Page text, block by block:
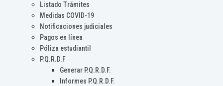
Listado Trámites
Medidas COVID-19
Notificaciones judiciales
Pagos en línea
Póliza estudiantil
P.Q.R.D.F
Generar P.Q.R.D.F.
Informes P.Q.R.D.F.